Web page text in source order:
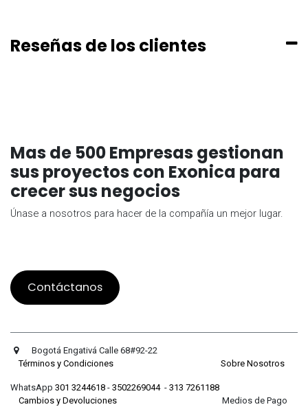
Reseñas de los clientes
Mas de 500 Empresas gestionan
sus proyectos con Exonica para
crecer sus negocios
Únase a nosotros para hacer de la compañía un mejor lugar.
Contáctanos
Bogotá Engativá Calle 68#92-22
Términos y Condiciones
Sobre Nosotros
WhatsApp 301 3244618 - 3502269044- 313 7261188
Cambios y Devoluciones Medios de Pago